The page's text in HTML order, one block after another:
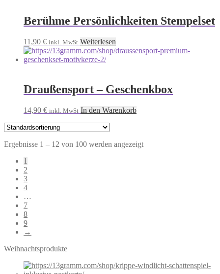
Berühme Persönlichkeiten Stempelset
11,90 € inkl. MwSt Weiterlesen
Draußensport – Geschenkbox
14,90 € inkl. MwSt In den Warenkorb
Ergebnisse 1 – 12 von 100 werden angezeigt
1
2
3
4
…
7
8
9
→
Weihnachtsprodukte